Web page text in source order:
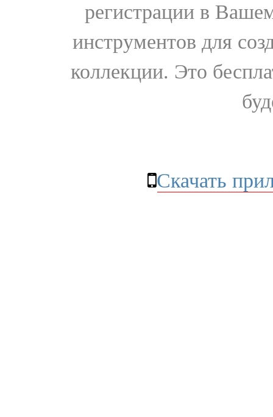
регистрации в
инструментов для
коллекции. Это
Скачать